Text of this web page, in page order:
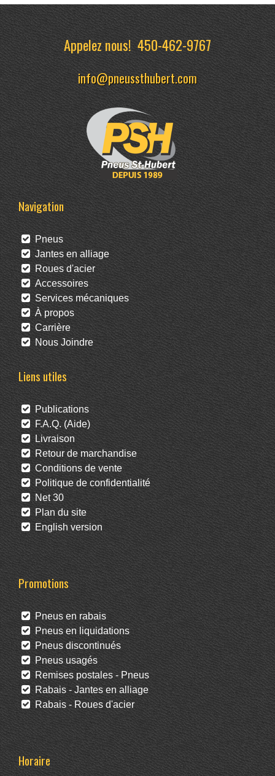
Appelez nous!450-462-9767
info@pneussthubert.com
Navigation
Pneus
Jantes en alliage
Roues d'acier
Accessoires
Services mécaniques
À propos
Carrière
Nous Joindre
Liens utiles
Publications
F.A.Q. (Aide)
Livraison
Retour de marchandise
Conditions de vente
Politique de confidentialité
Net 30
Plan du site
English version
Promotions
Pneus en rabais
Pneus en liquidations
Pneus discontinués
Pneus usagés
Remises postales - Pneus
Rabais - Jantes en alliage
Rabais - Roues d'acier
Horaire